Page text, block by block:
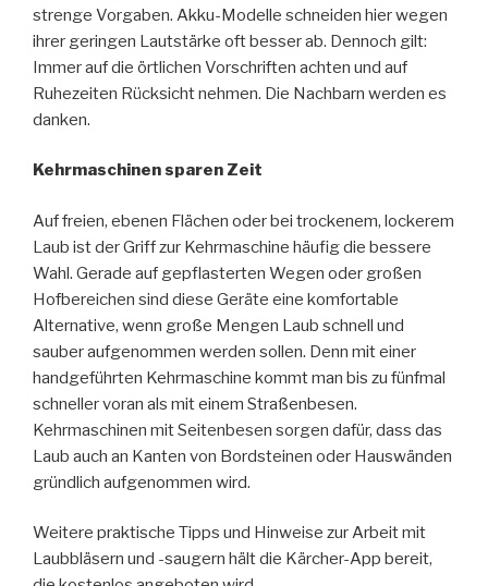
strenge Vorgaben. Akku-Modelle schneiden hier wegen
ihrer geringen Lautstärke oft besser ab. Dennoch gilt:
Immer auf die örtlichen Vorschriften achten und auf
Ruhezeiten Rücksicht nehmen. Die Nachbarn werden es
danken.
Kehrmaschinen sparen Zeit
Auf freien, ebenen Flächen oder bei trockenem, lockerem
Laub ist der Griff zur Kehrmaschine häufig die bessere
Wahl. Gerade auf gepflasterten Wegen oder großen
Hofbereichen sind diese Geräte eine komfortable
Alternative, wenn große Mengen Laub schnell und
sauber aufgenommen werden sollen. Denn mit einer
handgeführten Kehrmaschine kommt man bis zu fünfmal
schneller voran als mit einem Straßenbesen.
Kehrmaschinen mit Seitenbesen sorgen dafür, dass das
Laub auch an Kanten von Bordsteinen oder Hauswänden
gründlich aufgenommen wird.
Weitere praktische Tipps und Hinweise zur Arbeit mit
Laubbläsern und -saugern hält die Kärcher-App bereit,